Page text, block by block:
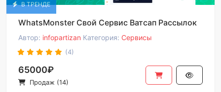
В ТРЕНДЕ
WhatsMonster Свой Сервис Ватсап Рассылок
Автор: infopartizan Категория: Сервисы
(4)
65000₽
Продаж (14)